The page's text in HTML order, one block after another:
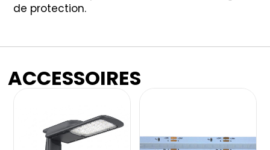
de protection.
ACCESSOIRES